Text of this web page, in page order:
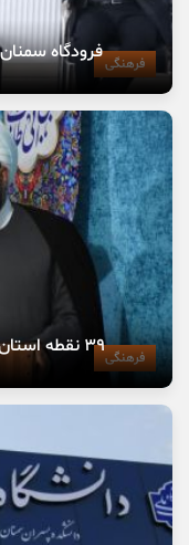
فرهنگیفرودگاه
فرهنگی۳۹ نقطه استان سمنان میزبان دلدادگان اربعین